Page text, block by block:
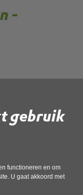
gebruik
functioneren en om
U gaat akkoord met
-